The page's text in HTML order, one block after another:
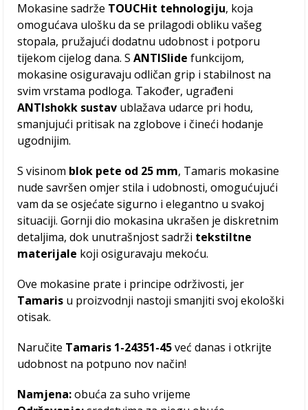
Mokasine sadrže TOUCHit tehnologiju, koja
omogućava ulošku da se prilagodi obliku vašeg
stopala, pružajući dodatnu udobnost i potporu
tijekom cijelog dana. SANTISlide funkcijom,
mokasine osiguravaju odličan grip i stabilnost na
svim vrstama podloga. Također, ugrađeni
ANTIshokk sustav ublažava udarce pri hodu,
smanjujući pritisak na zglobove i čineći hodanje
ugodnijim.
S visinom blok pete od 25 mm, Tamaris mokasine
nude savršen omjer stila i udobnosti, omogućujući
vam da se osjećate sigurno i elegantno u svakoj
situaciji. Gornji dio mokasina ukrašen je diskretnim
detaljima, dok unutrašnjost sadrži tekstiltne
materijale koji osiguravaju mekoću.
Ove mokasine prate i principe održivosti, jer
Tamaris u proizvodnji nastoji smanjiti svoj ekološki
otisak.
Naručite Tamaris 1-24351-45već danas i otkrijte
udobnost na potpuno nov način!
Namjena:obuća za suho vrijeme